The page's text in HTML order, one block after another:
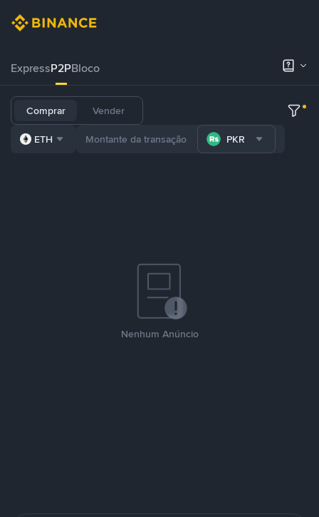
ExpressP2PBloco
Comprar Vender
ETH PKR
Nenhum Anúncio